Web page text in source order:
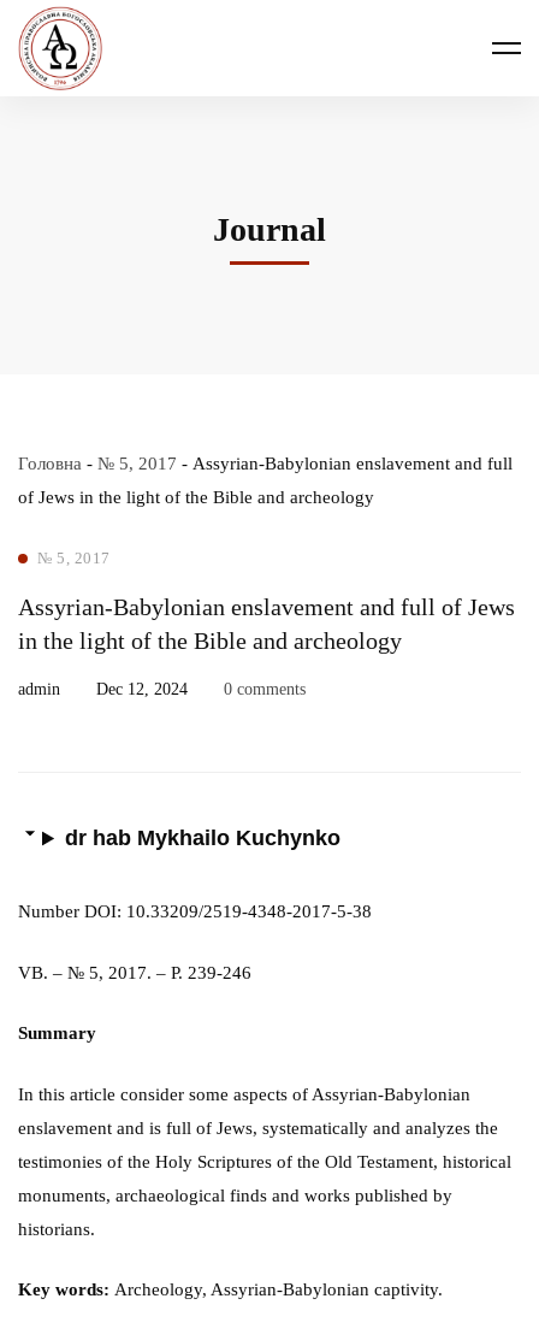
Journal
Головна - № 5, 2017 - Assyrian-Babylonian enslavement and full
of Jews in the light of the Bible and archeology
№ 5, 2017
Assyrian-Babylonian enslavement and full of Jews
in the light of the Bible and archeology
admin Dec 12, 2024 0 comments
dr hab Mykhailo Kuchynko
Number DOI: 10.33209/2519-4348-2017-5-38
VB. – № 5, 2017. – P. 239-246
Summary
In this article consider some aspects of Assyrian-Babylonian
enslavement and is full of Jews, systematically and analyzes the
testimonies of the Holy Scriptures of the Old Testament, historical
monuments, archaeological finds and works published by
historians.
Key words: Archeology, Assyrian-Babylonian captivity.